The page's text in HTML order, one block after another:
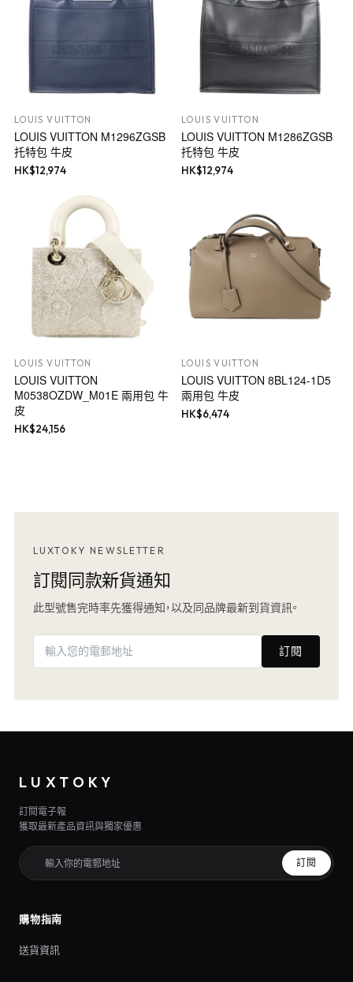
LOUIS VUITTON
LOUIS VUITTON M1296ZGSB
托特包 牛皮
HK$12,974
LOUIS VUITTON
LOUIS VUITTON M1286ZGSB
托特包 牛皮
HK$12,974
LOUIS VUITTON
LOUIS VUITTON
M0538OZDW_M01E 兩用包 牛
皮
HK$24,156
LOUIS VUITTON
LOUIS VUITTON 8BL124-1D5
兩用包 牛皮
HK$6,474
LUXTOKY NEWSLETTER
訂閱同款新貨通知
此型號售完時率先獲得通知，以及同品牌最新到貨資訊。
訂閱
LUXTOKY
訂閱電子報
獲取最新產品資訊與獨家優惠
訂閱
購物指南
送貨資訊